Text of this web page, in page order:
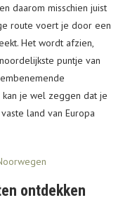
daarom misschien juist
route voert je door een
Het wordt afzien,
puntje van
je wel zeggen dat je
land van Europa
ontdekken